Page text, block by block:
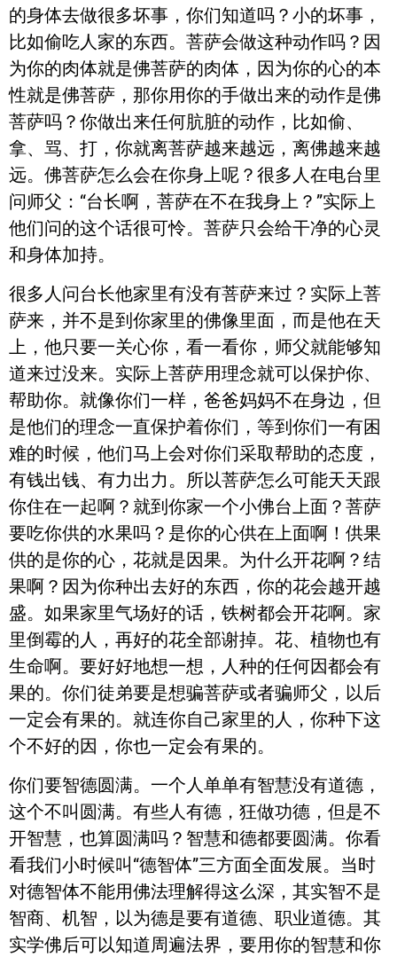
的身体去做很多坏事，你们知道吗？小的坏事，
比如偷吃人家的东西。菩萨会做这种动作吗？因
为你的肉体就是佛菩萨的肉体，因为你的心的本
性就是佛菩萨，那你用你的手做出来的动作是佛
菩萨吗？你做出来任何肮脏的动作，比如偷、
拿、骂、打，你就离菩萨越来越远，离佛越来越
远。佛菩萨怎么会在你身上呢？很多人在电台里
问师父：“台长啊，菩萨在不在我身上？”实际上
他们问的这个话很可怜。菩萨只会给干净的心灵
和身体加持。
很多人问台长他家里有没有菩萨来过？实际上菩
萨来，并不是到你家里的佛像里面，而是他在天
上，他只要一关心你，看一看你，师父就能够知
道来过没来。实际上菩萨用理念就可以保护你、
帮助你。就像你们一样，爸爸妈妈不在身边，但
是他们的理念一直保护着你们，等到你们一有困
难的时候，他们马上会对你们采取帮助的态度，
有钱出钱、有力出力。所以菩萨怎么可能天天跟
你住在一起啊？就到你家一个小佛台上面？菩萨
要吃你供的水果吗？是你的心供在上面啊！供果
供的是你的心，花就是因果。为什么开花啊？结
果啊？因为你种出去好的东西，你的花会越开越
盛。如果家里气场好的话，铁树都会开花啊。家
里倒霉的人，再好的花全部谢掉。花、植物也有
生命啊。要好好地想一想，人种的任何因都会有
果的。你们徒弟要是想骗菩萨或者骗师父，以后
一定会有果的。就连你自己家里的人，你种下这
个不好的因，你也一定会有果的。
你们要智德圆满。一个人单单有智慧没有道德，
这个不叫圆满。有些人有德，狂做功德，但是不
开智慧，也算圆满吗？智慧和德都要圆满。你看
看我们小时候叫“德智体”三方面全面发展。当时
对德智体不能用佛法理解得这么深，其实智不是
智商、机智，以为德是要有道德、职业道德。其
实学佛后可以知道周遍法界，要用你的智慧和你